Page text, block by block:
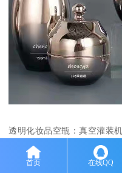
透明化妆品空瓶：真空灌装
灌装的机械，采用连续的真
由一个与真空腔室和的灌装阀
首页 在线QQ